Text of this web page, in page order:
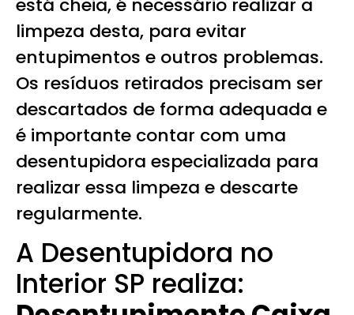
está cheia, é necessário realizar a
limpeza desta, para evitar
entupimentos e outros problemas.
Os resíduos retirados precisam ser
descartados de forma adequada e
é importante contar com uma
desentupidora especializada para
realizar essa limpeza e descarte
regularmente.
A Desentupidora no
Interior SP realiza: